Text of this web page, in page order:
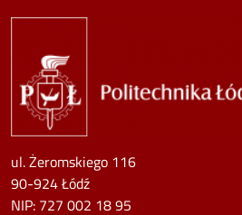
ul. Żeromskiego 116
90-924 Łódź
NIP: 727 002 18 95